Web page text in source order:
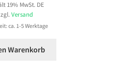
19% MwSt. DE
Versand
ca. 1-5 Werktage
Warenkorb